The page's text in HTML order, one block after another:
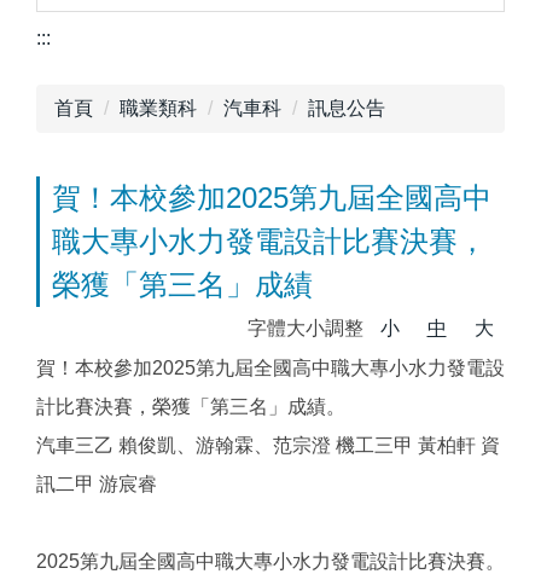
:::
首頁 職業類科 汽車科 訊息公告
賀！本校參加2025第九屆全國高中
職大專小水力發電設計比賽決賽，
榮獲「第三名」成績
字體大小調整 小 中
大
賀！本校參加2025第九屆全國高中職大專小水力發電設
計比賽決賽，榮獲「第三名」成績。
汽車三乙 賴俊凱、游翰霖、范宗澄 機工三甲 黃柏軒 資
訊二甲 游宸睿
2025第九屆全國高中職大專小水力發電設計比賽決賽。